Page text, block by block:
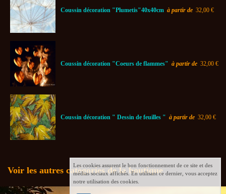
Coussin décoration "Plumetis"40x40cm à partir de 32,00 €
Coussin décoration "Coeurs de flammes" à partir de 32,00 €
Coussin décoration " Dessin de feuilles " à partir de 32,00 €
Voir les autres catégories de la boutique
Les cookies assurent le bon fonctionnement de ce site et des
médias sociaux affichés. En utilisant ce dernier, vous acceptez
notre utilisation des cookies.